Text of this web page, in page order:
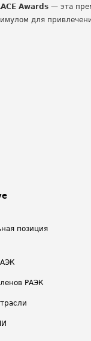
Awards — эта
для
позиция
РАЭК